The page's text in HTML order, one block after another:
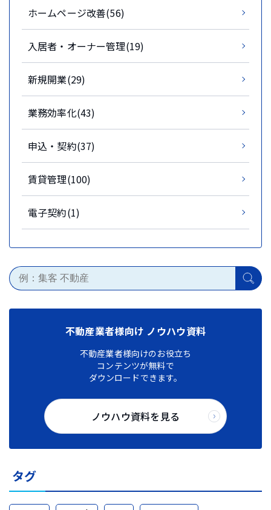
ホームページ改善(56)
入居者・オーナー管理(19)
新規開業(29)
業務効率化(43)
申込・契約(37)
賃貸管理(100)
電子契約(1)
不動産業者様向け ノウハウ資料
不動産業者様向けのお役立ち
コンテンツが無料で
ダウンロードできます。
ノウハウ資料を見る
タグ